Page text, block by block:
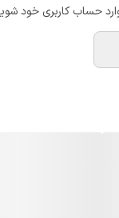
محل کار، باشگاه، سفر
و کیفیت ساخت
حساب کاربری خود